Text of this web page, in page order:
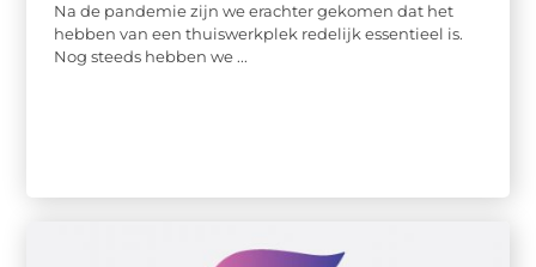
Na de pandemie zijn we erachter gekomen dat het
hebben van een thuiswerkplek redelijk essentieel is.
Nog steeds hebben we ...